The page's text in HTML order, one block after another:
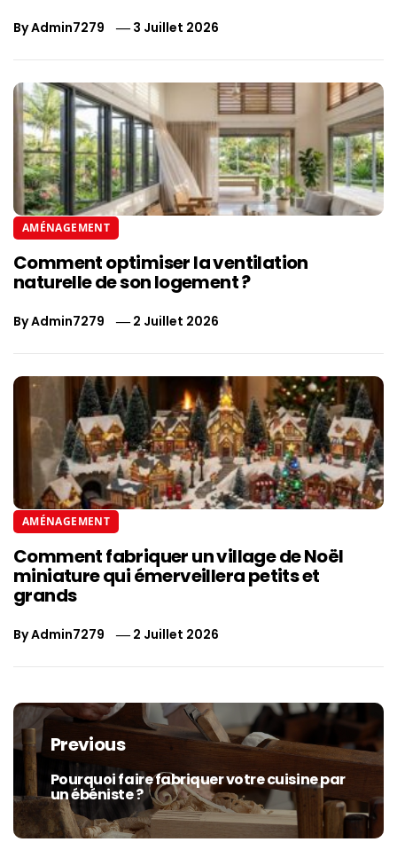
ByAdmin7279 3 Juillet 2026
AMÉNAGEMENT
Comment optimiser la ventilation
naturelle de son logement ?
ByAdmin7279 2 Juillet 2026
AMÉNAGEMENT
Comment fabriquer un village de Noël
miniature qui émerveillera petits et
grands
ByAdmin7279 2 Juillet 2026
Navigation
de
l’article
Previous
Previous
post:
Pourquoi faire fabriquer votre cuisine par
un ébéniste ?